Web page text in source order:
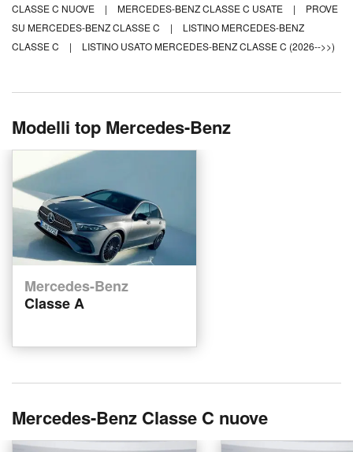
CLASSE C NUOVE
| MERCEDES-BENZ CLASSE C USATE |
PROVE
SU MERCEDES-BENZ CLASSE C
|
LISTINO MERCEDES-BENZ
CLASSE C
| LISTINO USATO MERCEDES-BENZ CLASSE C (2026-->>)
Modelli top Mercedes-Benz
Mercedes-Benz
Classe A
Mercedes-Benz Classe C nuove